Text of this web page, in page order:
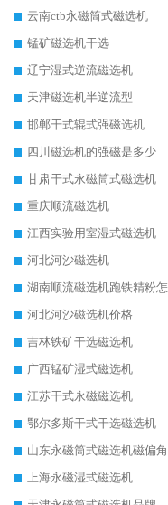
云南ctb永磁筒式磁选机
锰矿磁选机干选
辽宁湿式逆流磁选机
天津磁选机半逆流型
邯郸干式辊式强磁选机
四川磁选机的强磁是多少
甘肃干式永磁筒式磁选机
重庆顺流磁选机
江西实验用室湿式磁选机
河北河沙磁选机
河北河沙磁选机价格
吉林铁矿干选磁选机
广西锰矿湿式磁选机
江苏干式永磁磁选机
鄂尔多斯干式干选磁选机
上海永磁湿式磁选机